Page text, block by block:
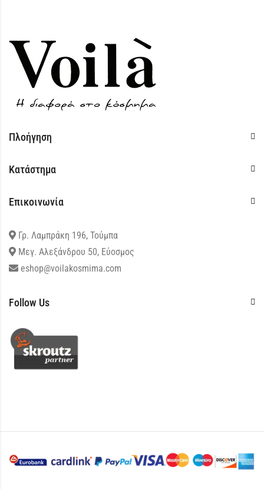
Πλοήγηση
Κατάστημα
Επικοινωνία
Γρ. Λαμπράκη 196, Τούμπα
Μεγ. Αλεξάνδρου 50, Εύοσμος
eshop@voilakosmima.com
Follow Us